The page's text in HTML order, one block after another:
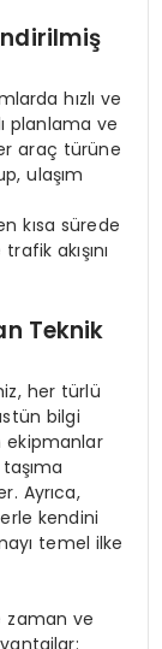
hızlı ve
planlama ve
araç türüne
ulaşım
kısa sürede
akışını
Teknik
her türlü
bilgi
ekipmanlar
Ayrıca,
kendini
temel ilke
zaman ve